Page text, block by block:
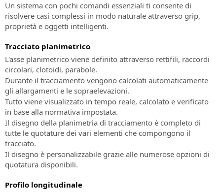
Un sistema con pochi comandi essenziali ti consente di
risolvere casi complessi in modo naturale attraverso grip,
proprietà e oggetti intelligenti.
Tracciato planimetrico
L'asse planimetrico viene definito attraverso rettifili, raccordi
circolari, clotoidi, parabole.
Durante il tracciamento vengono calcolati automaticamente
gli allargamenti e le sopraelevazioni.
Tutto viene visualizzato in tempo reale, calcolato e verificato
in base alla normativa impostata.
Il disegno della planimetria di tracciamento è completo di
tutte le quotature dei vari elementi che compongono il
tracciato.
Il disegno è personalizzabile grazie alle numerose opzioni di
quotatura disponibili.
Profilo longitudinale